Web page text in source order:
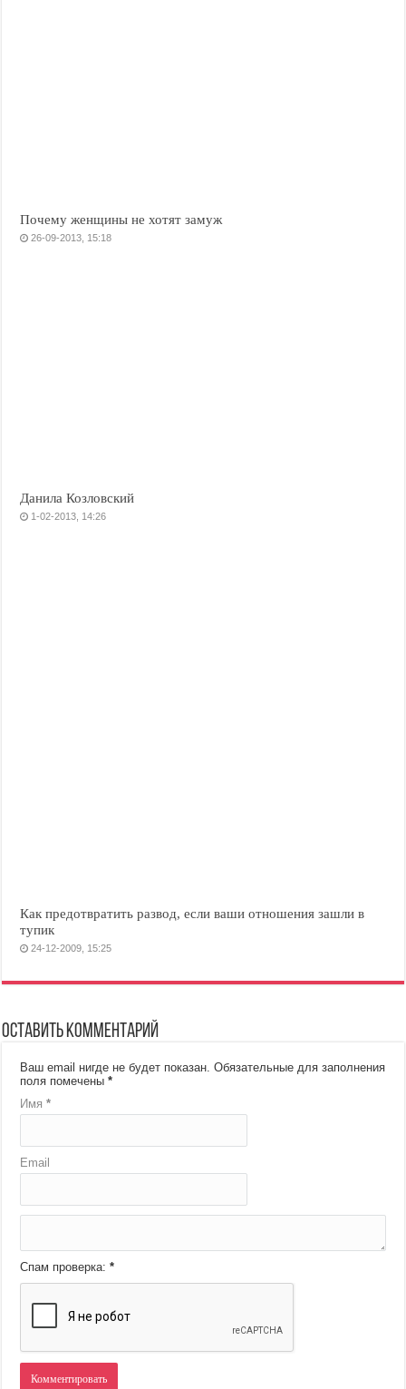
Почему женщины не хотят замуж
26-09-2013, 15:18
Данила Козловский
1-02-2013, 14:26
Как предотвратить развод, если ваши отношения зашли в
тупик
24-12-2009, 15:25
Оставить комментарий
Ваш email нигде не будет показан. Обязательные для заполнения
поля помечены*
Имя*
Email
Спам проверка:*